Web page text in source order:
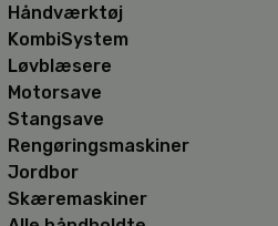
Håndværktøj
KombiSystem
Løvblæsere
Motorsave
Stangsave
Rengøringsmaskiner
Jordbor
Skæremaskiner